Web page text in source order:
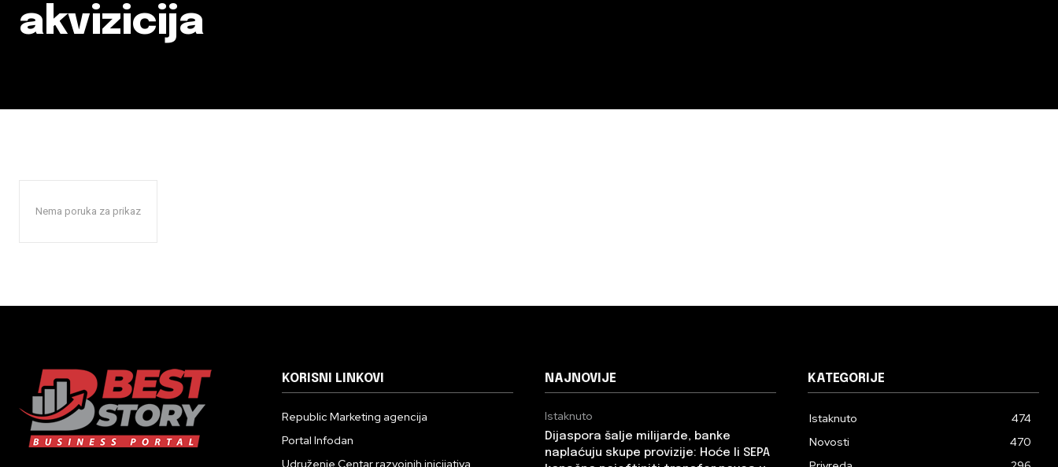
akvizicija
Nema poruka za prikaz
KORISNI LINKOVI
Republic Marketing agencija
Portal Infodan
Udruženje Centar razvojnih inicijativa
NAJNOVIJE
Istaknuto
Dijaspora šalje milijarde, banke
naplaćuju skupe provizije: Hoće li SEPA
KATEGORIJE
Istaknuto
474
Novosti
470